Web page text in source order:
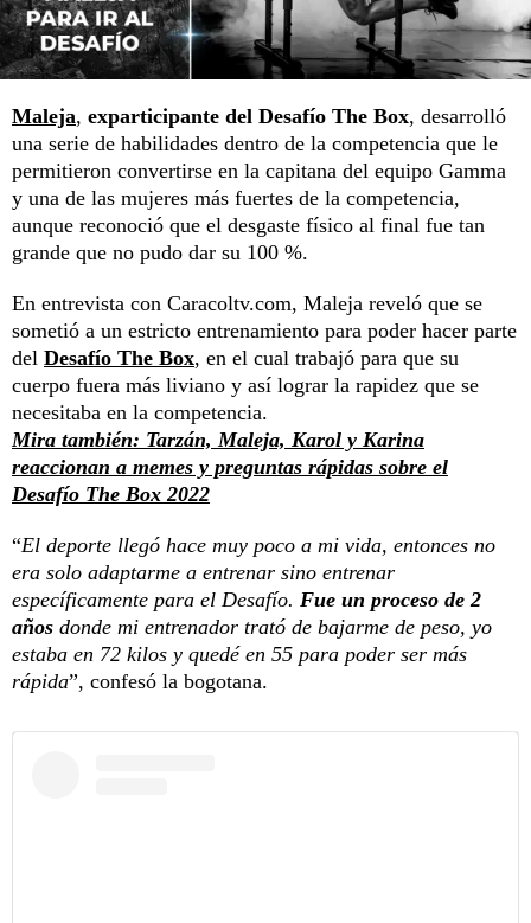
Maleja, exparticipante del Desafío The Box, desarrolló
una serie de habilidades dentro de la competencia que le
permitieron convertirse en la capitana del equipo Gamma
y una de las mujeres más fuertes de la competencia,
aunque reconoció que el desgaste físico al final fue tan
grande que no pudo dar su 100 %.
En entrevista con Caracoltv.com, Maleja reveló que se
sometió a un estricto entrenamiento para poder hacer parte
del Desafío The Box, en el cual trabajó para que su
cuerpo fuera más liviano y así lograr la rapidez que se
necesitaba en la competencia.
Mira también: Tarzán, Maleja, Karol y Karina
reaccionan a memes y preguntas rápidas sobre el
Desafío The Box 2022
“El deporte llegó hace muy poco a mi vida, entonces no
era solo adaptarme a entrenar sino entrenar
específicamente para el Desafío. Fue un proceso de 2
años donde mi entrenador trató de bajarme de peso, yo
estaba en 72 kilos y quedé en 55 para poder ser más
rápida”, confesó la bogotana.